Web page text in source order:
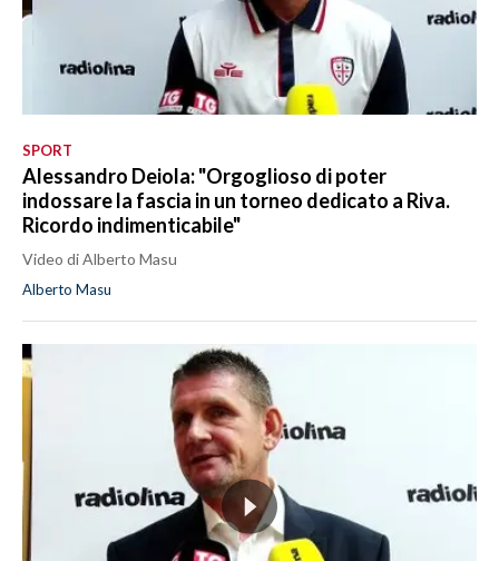
SPORT
Alessandro Deiola: "Orgoglioso di poter
indossare la fascia in un torneo dedicato a Riva.
Ricordo indimenticabile"
Video di Alberto Masu
Alberto Masu